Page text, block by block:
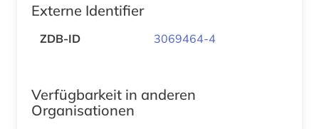
Externe Identifier
ZDB-ID 3069464-4
Verfügbarkeit in anderen
Organisationen